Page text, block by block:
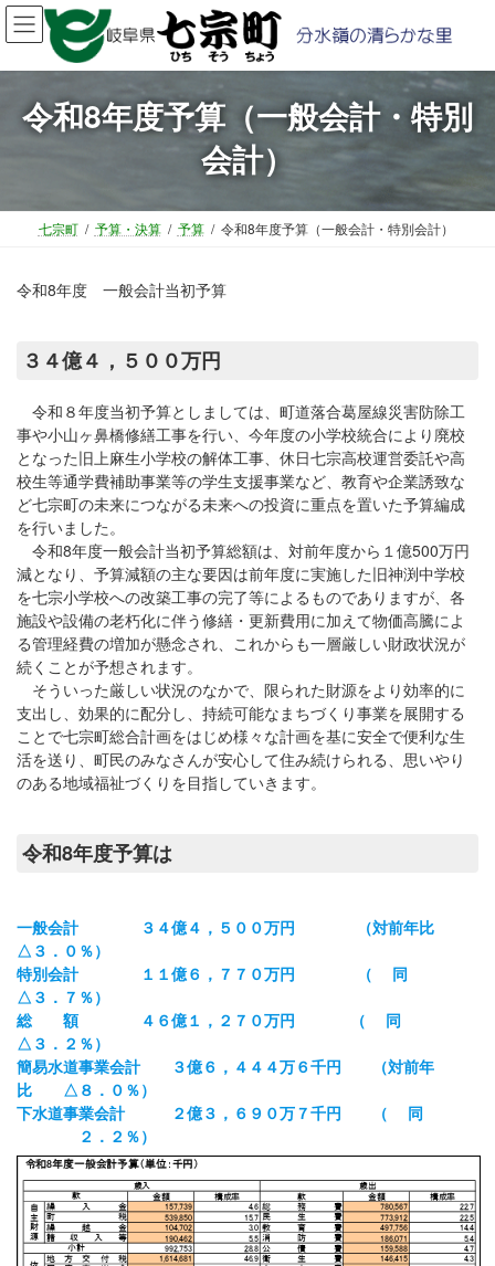
コ
ン
ナ
ビ
令和8年度予算（一般会計・特別
会計）
七宗町 予算・決算 予算 令和8年度予算（一般会計・特別会計）
令和8年度 一般会計当初予算
３４億４，５００万円
令和８年度当初予算としましては、町道落合葛屋線災害防除工
事や小山ヶ鼻橋修繕工事を行い、今年度の小学校統合により廃校
となった旧上麻生小学校の解体工事、休日七宗高校運営委託や高
校生等通学費補助事業等の学生支援事業など、教育や企業誘致な
ど七宗町の未来につながる未来への投資に重点を置いた予算編成
を行いました。
令和8年度一般会計当初予算総額は、対前年度から１億500万円
減となり、予算減額の主な要因は前年度に実施した旧神渕中学校
を七宗小学校への改築工事の完了等によるものでありますが、各
施設や設備の老朽化に伴う修繕・更新費用に加えて物価高騰によ
る管理経費の増加が懸念され、これからも一層厳しい財政状況が
続くことが予想されます。
そういった厳しい状況のなかで、限られた財源をより効率的に
支出し、効果的に配分し、持続可能なまちづくり事業を展開する
ことで七宗町総合計画をはじめ様々な計画を基に安全で便利な生
活を送り、町民のみなさんが安心して住み続けられる、思いやり
のある地域福祉づくりを目指していきます。
令和8年度予算は
一般会計 ３４億４，５００万円 （対前年比
△３．０％）
特別会計 １１億６，７７０万円 （ 同
△３．７％）
総 額 ４６億１，２７０万円 （ 同
△３．２％）
簡易水道事業会計 ３億６，４４４万６千円 （対前年
比 △８．０％）
下水道事業会計 ２億３，６９０万７千円 （ 同
２．２％）